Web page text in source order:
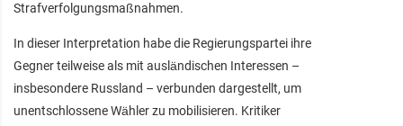
Strafverfolgungsmaßnahmen.
In dieser Interpretation habe die Regierungspartei ihre
Gegner teilweise als mit ausländischen Interessen –
insbesondere Russland – verbunden dargestellt, um
unentschlossene Wähler zu mobilisieren. Kritiker